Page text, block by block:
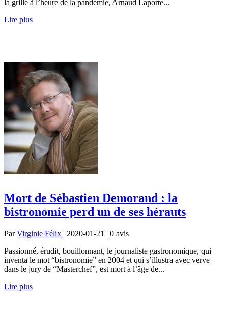
la grille à l’heure de la pandémie, Arnaud Laporte...
Lire plus
Mort de Sébastien Demorand : la
bistronomie perd un de ses hérauts
ParVirginie Félix | 2020-01-21 | 0 avis
Passionné, érudit, bouillonnant, le journaliste gastronomique, qui
inventa le mot “bistronomie” en 2004 et qui s’illustra avec verve
dans le jury de “Masterchef”, est mort à l’âge de...
Lire plus